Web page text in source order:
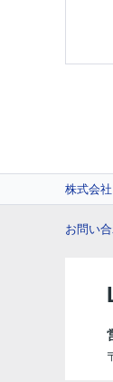
株式会
お問い